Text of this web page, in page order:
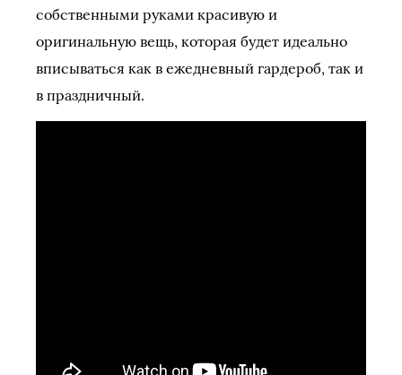
собственными руками красивую и
оригинальную вещь, которая будет идеально
вписываться как в ежедневный гардероб, так и
в праздничный.